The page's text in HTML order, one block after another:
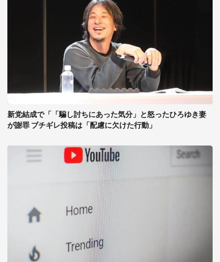
新党結成で「「騙し討ちにあった気分」と怒ったひろゆき妻
が謝罪 ブチギレ投稿は「配慮に欠けた行動」